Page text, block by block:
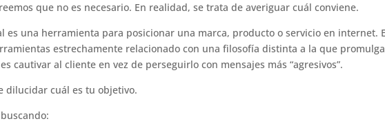
que no es necesario. En realidad, se trata de averiguar cuál conviene.
es una herramienta para posicionar una marca, producto o servicio en internet.
estrechamente relacionado con una filosofía distinta a la que
cautivar al cliente en vez de perseguirlo con mensajes más “agresivos”.
dilucidar cuál es tu objetivo.